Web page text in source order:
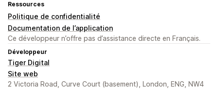
Ressources
Politique de confidentialité
Documentation de l’application
Ce développeur n’offre pas d’assistance directe en Français.
Développeur
Tiger Digital
Site web
2 Victoria Road, Curve Court (basement), London, ENG, NW4